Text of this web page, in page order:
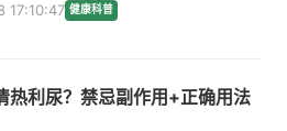
17:10:47 健康科普
热利尿？禁忌副作用+正确用法